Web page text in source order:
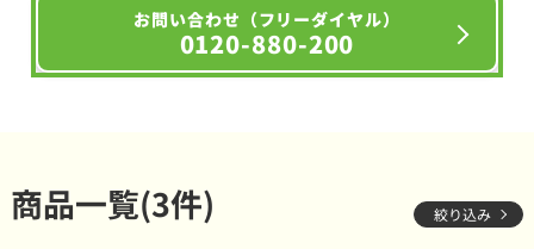
お問い合わせ（フリーダイヤル）
0120-880-200
商品一覧(3件) 絞り込み